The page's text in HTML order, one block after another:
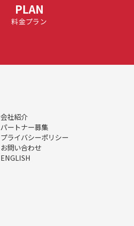
PLAN
料金プラン
会社紹介
パートナー募集
プライバシーポリシー
お問い合わせ
ENGLISH